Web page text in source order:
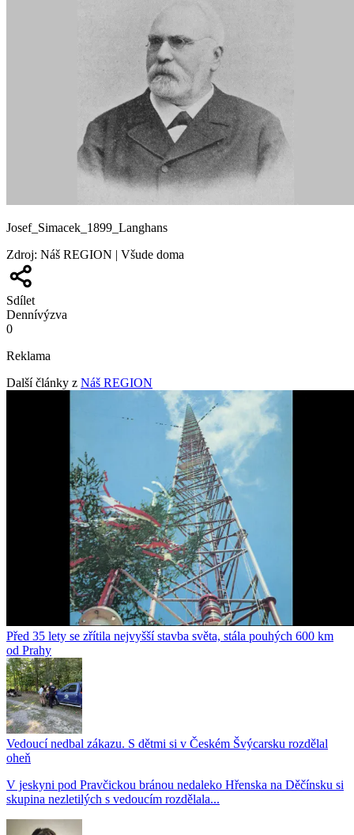
Josef_Simacek_1899_Langhans
Zdroj: Náš REGION | Všude doma
Sdílet
Dennívýzva
0
Reklama
Další články z Náš REGION
Před 35 lety se zřítila nejvyšší stavba světa, stála pouhých 600 km
od Prahy
Vedoucí nedbal zákazu. S dětmi si v Českém Švýcarsku rozdělal
oheň
V jeskyni pod Pravčickou bránou nedaleko Hřenska na Děčínsku si
skupina nezletilých s vedoucím rozdělala...